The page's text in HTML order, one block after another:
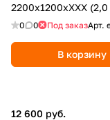
2200х1200хХХХ
0 0 Под заказАрт.
В корзину
12 600 руб.